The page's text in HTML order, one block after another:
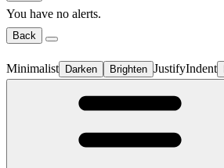
You have no alerts.
Back
Minimalist Darken Brighten JustifyIndent